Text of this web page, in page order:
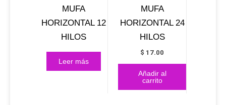
MUFA
HORIZONTAL 12
HILOS
Leer más
MUFA
HORIZONTAL 24
HILOS
$ 17.00
Añadir al
carrito